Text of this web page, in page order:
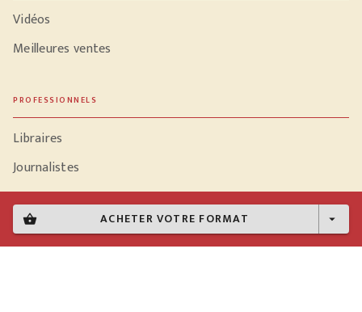
shopping_basket ACHETER VOTRE FORMAT arrow_drop_down
Vidéos
Meilleures ventes
PROFESSIONNELS
Libraires
Journalistes
Données personnelles